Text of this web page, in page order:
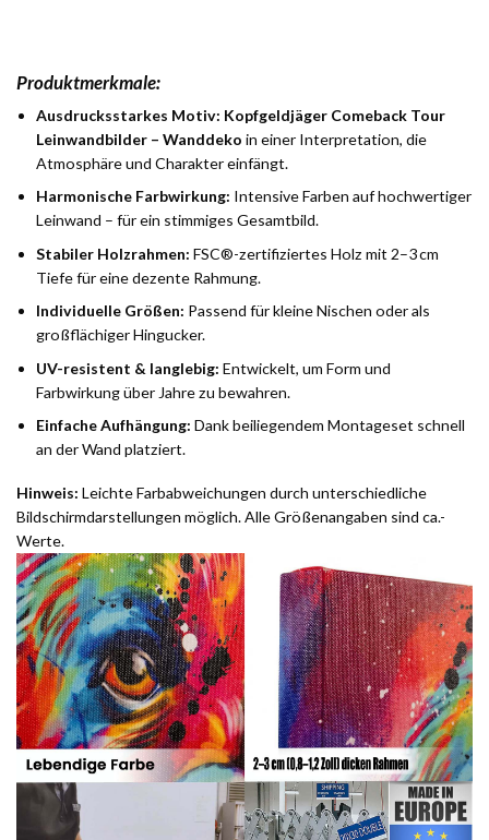
Produktmerkmale:
Ausdrucksstarkes Motiv: Kopfgeldjäger Comeback Tour
Leinwandbilder – Wanddeko in einer Interpretation, die
Atmosphäre und Charakter einfängt.
Harmonische Farbwirkung: Intensive Farben auf hochwertiger
Leinwand – für ein stimmiges Gesamtbild.
Stabiler Holzrahmen: FSC®-zertifiziertes Holz mit 2–3 cm
Tiefe für eine dezente Rahmung.
Individuelle Größen: Passend für kleine Nischen oder als
großflächiger Hingucker.
UV-resistent & langlebig: Entwickelt, um Form und
Farbwirkung über Jahre zu bewahren.
Einfache Aufhängung: Dank beiliegendem Montageset schnell
an der Wand platziert.
Hinweis: Leichte Farbabweichungen durch unterschiedliche
Bildschirmdarstellungen möglich. Alle Größenangaben sind ca.-
Werte.